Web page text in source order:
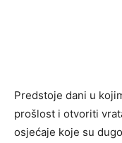
Predstoje dani u
prošlost i otvoriti
osjećaje koje su